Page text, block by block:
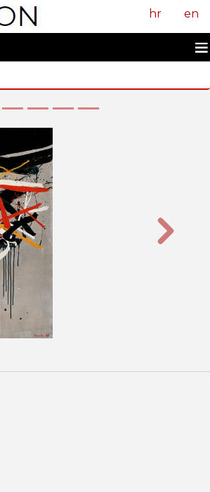
hr en
Sljedeći